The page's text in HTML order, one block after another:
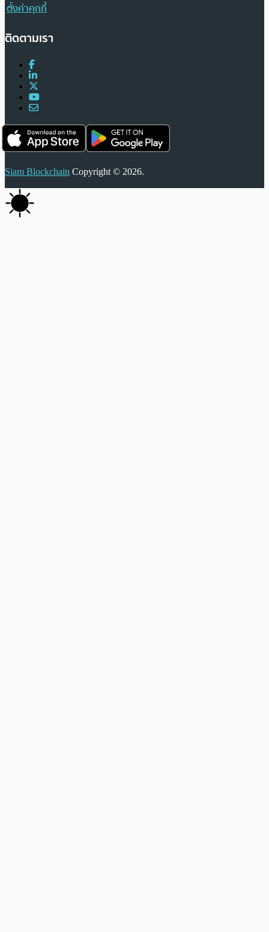
ตั้งค่าคุกกี้
ติดตามเรา
Siam Blockchain Copyright © 2026.